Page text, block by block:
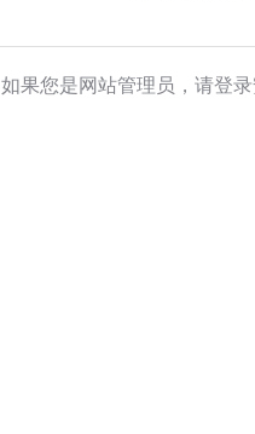
如果您是网站管理员，请登